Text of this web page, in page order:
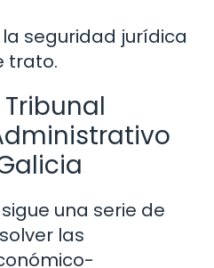
seguridad jurídica
trato.
sigue una serie de
las